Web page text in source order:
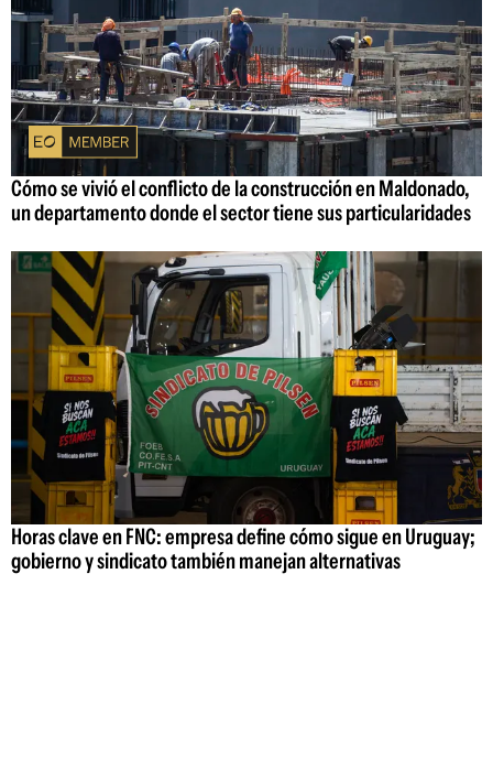
Cómo se vivió el conflicto de la construcción en Maldonado,
un departamento donde el sector tiene sus particularidades
Horas clave en FNC: empresa define cómo sigue en Uruguay;
gobierno y sindicato también manejan alternativas